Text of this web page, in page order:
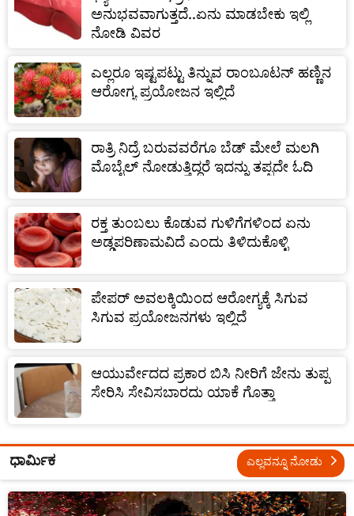
ಅನುಭವವಾಗುತ್ತದೆ..ಏನು ಮಾಡಬೇಕು ಇಲ್ಲಿ
ನೋಡಿ ವಿವರ
ಎಲ್ಲರೂ ಇಷ್ಟಪಟ್ಟು ತಿನ್ನುವ ರಾಂಬೂಟನ್ ಹಣ್ಣಿನ
ಆರೋಗ್ಯ ಪ್ರಯೋಜನ ಇಲ್ಲಿದೆ
ರಾತ್ರಿ ನಿದ್ರೆ ಬರುವವರೆಗೂ ಬೆಡ್ ಮೇಲೆ ಮಲಗಿ
ಮೊಬೈಲ್ ನೋಡುತ್ತಿದ್ದರೆ ಇದನ್ನು ತಪ್ಪದೇ ಓದಿ
ರಕ್ತ ತುಂಬಲು ಕೊಡುವ ಗುಳಿಗೆಗಳಿಂದ ಏನು
ಅಡ್ಡಪರಿಣಾಮವಿದೆ ಎಂದು ತಿಳಿದುಕೊಳ್ಳಿ
ಪೇಪರ್ ಅವಲಕ್ಕಿಯಿಂದ ಆರೋಗ್ಯಕ್ಕೆ ಸಿಗುವ
ಸಿಗುವ ಪ್ರಯೋಜನಗಳು ಇಲ್ಲಿದೆ
ಆಯುರ್ವೇದದ ಪ್ರಕಾರ ಬಿಸಿ ನೀರಿಗೆ ಜೇನು ತುಪ್ಪ
ಸೇರಿಸಿ ಸೇವಿಸಬಾರದು ಯಾಕೆ ಗೊತ್ತಾ
ಧಾರ್ಮಿಕ ಎಲ್ಲವನ್ನೂ ನೋಡು